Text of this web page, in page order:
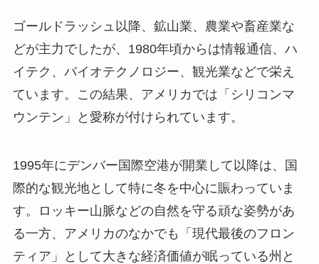
ゴールドラッシュ以降、鉱山業、農業や畜産業な
どが主力でしたが、1980年頃からは情報通信、ハ
イテク、バイオテクノロジー、観光業などで栄え
ています。この結果、アメリカでは「シリコンマ
ウンテン」と愛称が付けられています。
1995年にデンバー国際空港が開業して以降は、国
際的な観光地として特に冬を中心に賑わっていま
す。ロッキー山脈などの自然を守る頑な姿勢があ
る一方、アメリカのなかでも「現代最後のフロン
ティア」として大きな経済価値が眠っている州と